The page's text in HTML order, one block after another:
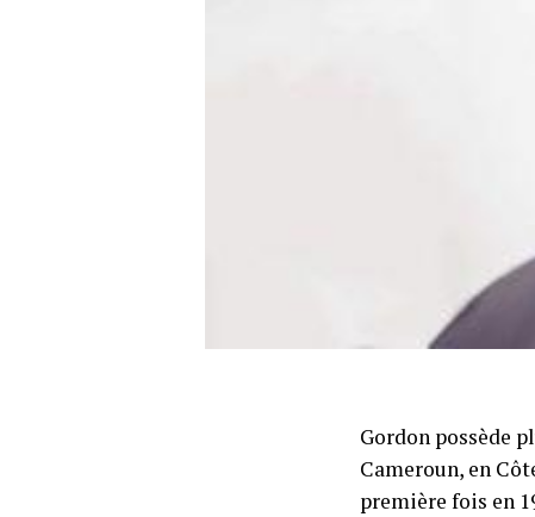
Gordon possède
Cameroun, en
première fois en